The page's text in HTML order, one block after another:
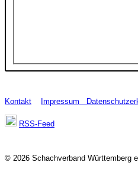
Kontakt Impressum
RSS-Feed
© 2026 Schachverband Württemberg